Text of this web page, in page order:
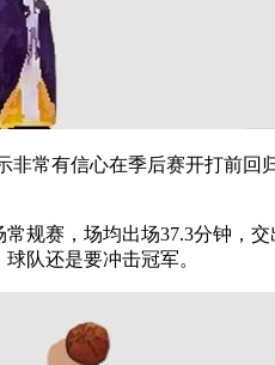
非常有信心在季后赛开打前
规赛，场均出场37.3分钟，
队还是要冲击冠军。